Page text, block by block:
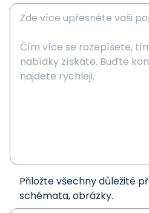
Přiložte všechny důležité
schémata, obrázky.